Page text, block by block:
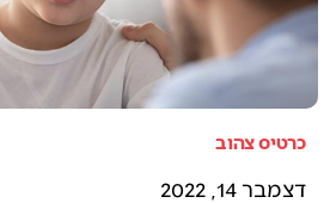
כרטיס צהוב
דצמבר 14, 2022